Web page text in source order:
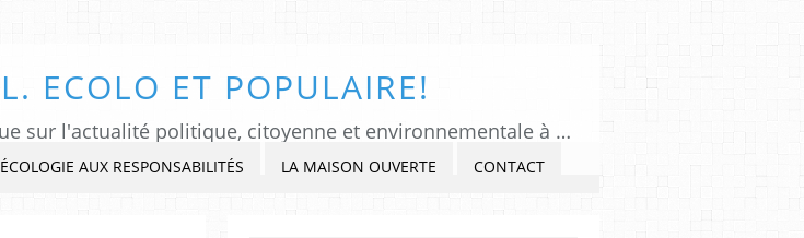
ECOLO ET POPULAIRE!
Tous Montreuil, un regard indépendant et critique sur l'actualité politique, citoyenne et environnementale à Montreuil sous Bois, Seine-Saint-Denis. Veiller, Lancer l'alerte, commenter et critiquer l'exercice du pouvoir, s'impliquer dans la Cité, au présent et au futur!
AUX RESPONSABILITÉS LA MAISON OUVERTE CONTACT